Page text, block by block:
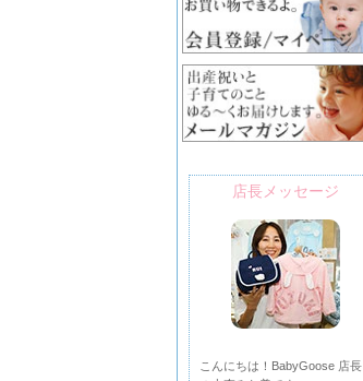
店長メッセージ
こんにちは！BabyGoose 店長